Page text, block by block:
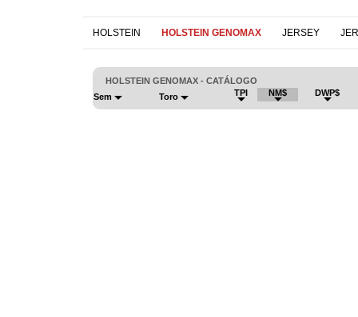
HOLSTEIN HOLSTEIN GENOMAX JERSEY
HOLSTEIN GENOMAX - CATÁLOGO
Sem
Toro TPI NM$ DWP$